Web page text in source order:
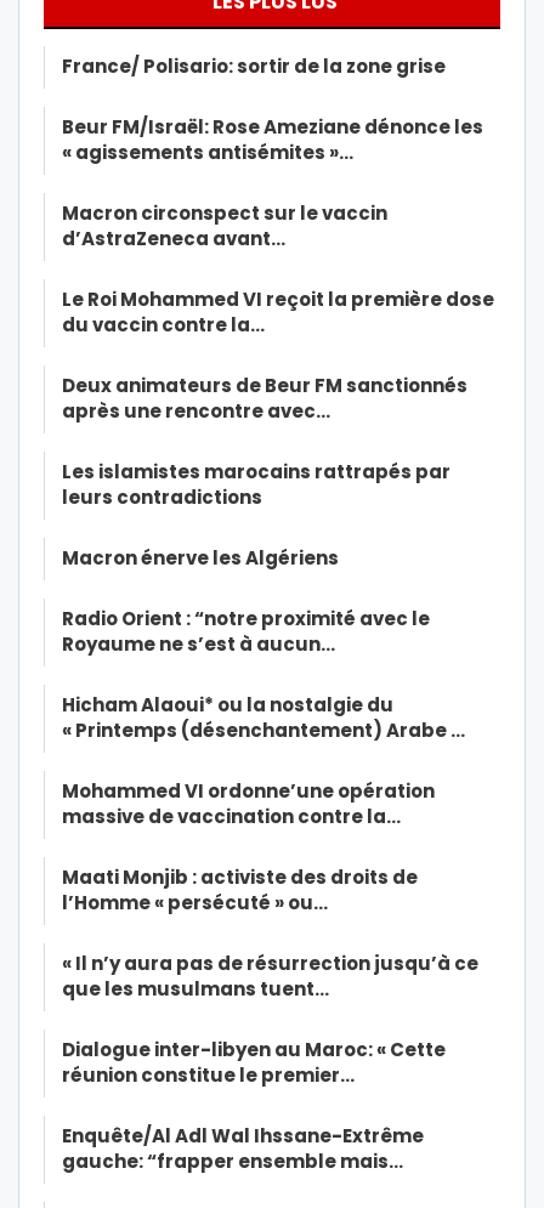
France/ Polisario: sortir de la zone grise
Beur FM/Israël: Rose Ameziane dénonce les
« agissements antisémites »…
Macron circonspect sur le vaccin
d’AstraZeneca avant…
Le Roi Mohammed VI reçoit la première dose
du vaccin contre la…
Deux animateurs de Beur FM sanctionnés
après une rencontre avec…
Les islamistes marocains rattrapés par
leurs contradictions
Macron énerve les Algériens
Radio Orient : “notre proximité avec le
Royaume ne s’est à aucun…
Hicham Alaoui* ou la nostalgie du
« Printemps (désenchantement) Arabe …
Mohammed VI ordonne’une opération
massive de vaccination contre la…
Maati Monjib : activiste des droits de
l’Homme « persécuté » ou…
« Il n’y aura pas de résurrection jusqu’à ce
que les musulmans tuent…
Dialogue inter-libyen au Maroc: « Cette
réunion constitue le premier…
Enquête/Al Adl Wal Ihssane-Extrême
gauche: “frapper ensemble mais…